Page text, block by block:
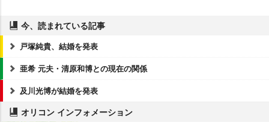
今、読まれている記事
戸塚純貴、結婚を発表
亜希 元夫・清原和博との現在の関係
及川光博が結婚を発表
オリコン インフォメーション